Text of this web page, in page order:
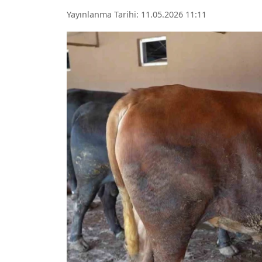
Yayınlanma Tarihi: 11.05.2026 11:11